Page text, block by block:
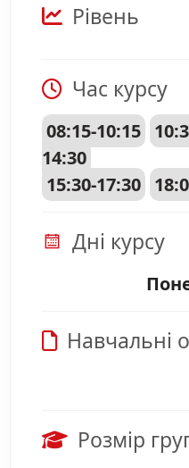
Рівень
Час курсу
08:15-10:15
14:30
15:30-17:30
Дні курсу
Навчальні
Розмір